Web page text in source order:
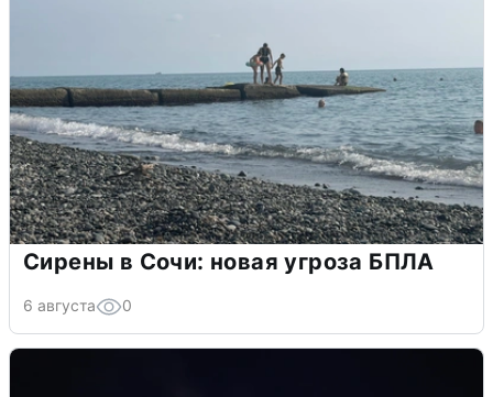
Сирены в Сочи: новая угроза БПЛА
6 августа 0